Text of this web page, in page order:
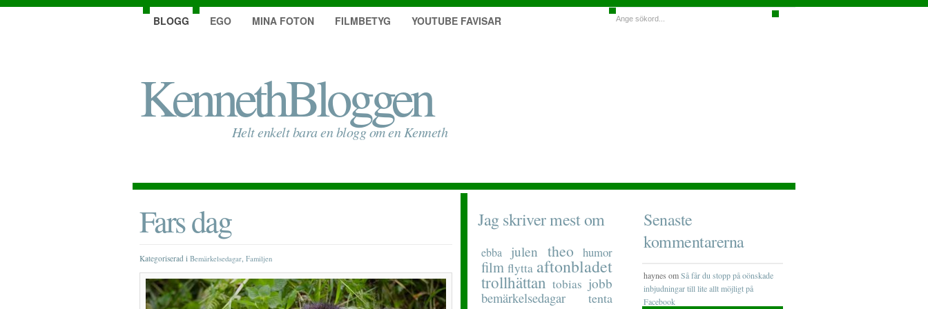
KennethBloggen
Helt enkelt bara en blogg om en Kenneth
BLOGG EGO MINA FOTON FILMBETYG YOUTUBE FAVISAR
Fars dag
Kategoriserad i Bemärkelsedagar, Familjen
Jag skriver mest om
ebba julen theo humor
film flytta aftonbladet
trollhättan tobias jobb
bemärkelsedagar tenta
Senaste
kommentarerna
haynes omSå får du stopp på oönskade
inbjudningar till lite allt möjligt på
Facebook